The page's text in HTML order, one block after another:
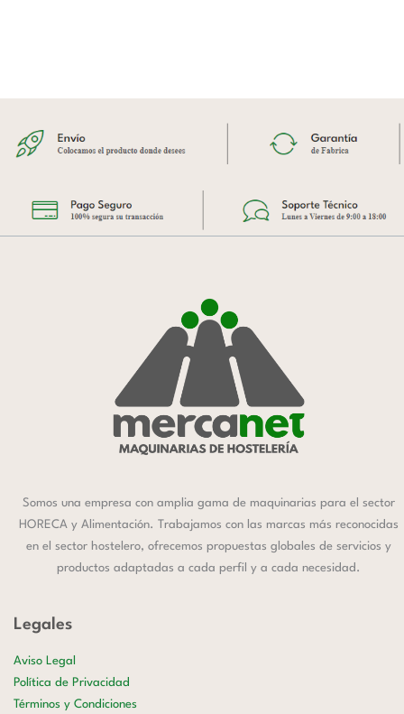
Somos una empresa con amplia gama de maquinarias para el sector
HORECA y Alimentación. Trabajamos con las marcas más reconocidas
en el sector hostelero, ofrecemos propuestas globales de servicios y
productos adaptadas a cada perfil y a cada necesidad.
Legales
Aviso Legal
Política de Privacidad
Términos y Condiciones